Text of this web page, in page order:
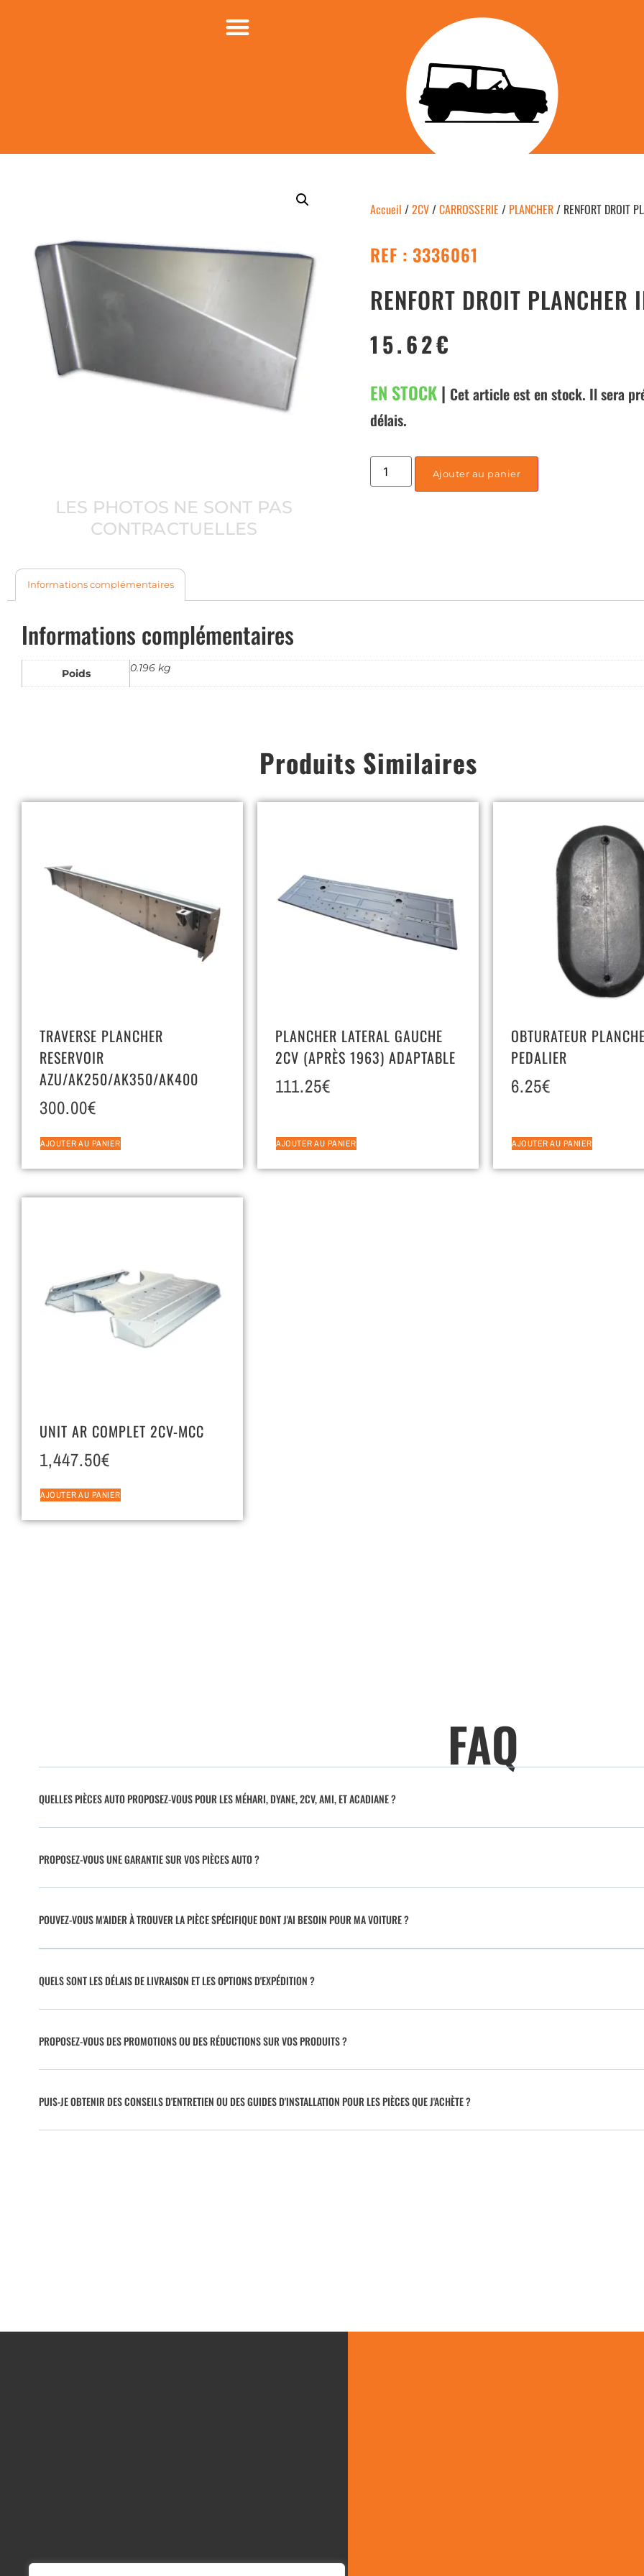
LES PHOTOS NE SONT PAS
CONTRACTUELLES
Accueil /2CV/CARROSSERIE / PLANCHER/ RENFORT DROIT
REF : 3336061
RENFORT DROIT PLANCHER
15.62€
EN STOCK| Cet article est en stock. Il sera
délais.
Ajouter au panier
Informations complémentaires
Informations complémentaires
Poids 0.196 kg
Produits Similaires
TRAVERSE PLANCHER
RESERVOIR
AZU/AK250/AK350/AK400
300.00€
AJOUTER AU PANIER
PLANCHER LATERAL GAUCHE
2CV (APRÈS 1963) ADAPTABLE
111.25€
AJOUTER AU PANIER
OBTURATEUR
PEDALIER
6.25€
AJOUTER AU PANIER
UNIT AR COMPLET 2CV-MCC
1,447.50€
AJOUTER AU PANIER
FAQ
QUELLES PIÈCES AUTO PROPOSEZ-VOUS POUR LES MÉHARI, DYANE, 2CV, AMI, ET ACADIANE ?
PROPOSEZ-VOUS UNE GARANTIE SUR VOS PIÈCES AUTO ?
POUVEZ-VOUS M'AIDER À TROUVER LA PIÈCE SPÉCIFIQUE DONT J'AI BESOIN POUR MA VOITURE ?
QUELS SONT LES DÉLAIS DE LIVRAISON ET LES OPTIONS D'EXPÉDITION ?
PROPOSEZ-VOUS DES PROMOTIONS OU DES RÉDUCTIONS SUR VOS PRODUITS ?
PUIS-JE OBTENIR DES CONSEILS D'ENTRETIEN OU DES GUIDES D'INSTALLATION POUR LES PIÈCES QUE J'ACHÈTE ?